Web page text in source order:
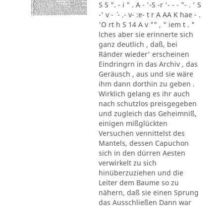
S S ". - i " . A - '-S -r '- - - "- . ' S
-' v - ´ - .- v- :e- t r A AA K hae - .
'O rt h S 14 A v "" , " iem t . "
lches aber sie erinnerte sich
ganz deutlich , daß, bei
Ränder wieder' erscheinen
Eindringrn in das Archiv , das
Geräusch , aus und sie wäre
ihm dann dorthin zu geben .
Wirklich gelang es ihr auch
nach schutzlos preisgegeben
und zugleich das Geheimniß,
einigen mißglückten
Versuchen vennittelst des
Mantels, dessen Capuchon
sich in den dürren Aesten
verwirkelt zu sich
hinüberzuziehen und die
Leiter dem Baume so zu
nähern, daß sie einen Sprung
das Ausschließen Dann war